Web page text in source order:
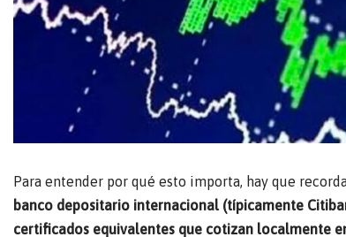
Para entender por qué esto importa, hay que
banco depositario internacional (típicamente
certificados equivalentes que cotizan localmente